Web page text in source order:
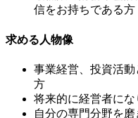
信をお持ちである方
求める人物像
事業経営、投資活
方
将来的に経営者にな
自分の専門分野を